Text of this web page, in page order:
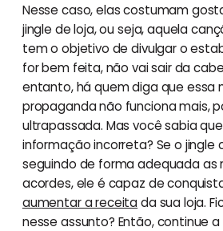
Nesse caso, elas costumam
jingle de loja, ou seja, aquela
tem o objetivo de divulgar o
for bem feita, não vai sair da
entanto, há quem diga que essa
propaganda não funciona mais,
ultrapassada. Mas você sabia
informação incorreta? Se o jingle
seguindo de forma adequada as
acordes, ele é capaz de
aumentar a receitada sua loja.
nesse assunto? Então, continue